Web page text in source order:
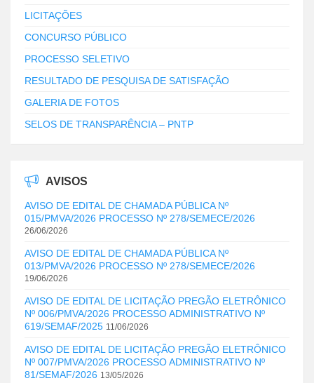
LICITAÇÕES
CONCURSO PÚBLICO
PROCESSO SELETIVO
RESULTADO DE PESQUISA DE SATISFAÇÃO
GALERIA DE FOTOS
SELOS DE TRANSPARÊNCIA – PNTP
AVISOS
AVISO DE EDITAL DE CHAMADA PÚBLICA Nº
015/PMVA/2026 PROCESSO Nº 278/SEMECE/2026
26/06/2026
AVISO DE EDITAL DE CHAMADA PÚBLICA Nº
013/PMVA/2026 PROCESSO Nº 278/SEMECE/2026
19/06/2026
AVISO DE EDITAL DE LICITAÇÃO PREGÃO ELETRÔNICO
Nº 006/PMVA/2026 PROCESSO ADMINISTRATIVO Nº
619/SEMAF/2025 11/06/2026
AVISO DE EDITAL DE LICITAÇÃO PREGÃO ELETRÔNICO
Nº 007/PMVA/2026 PROCESSO ADMINISTRATIVO Nº
81/SEMAF/2026 13/05/2026